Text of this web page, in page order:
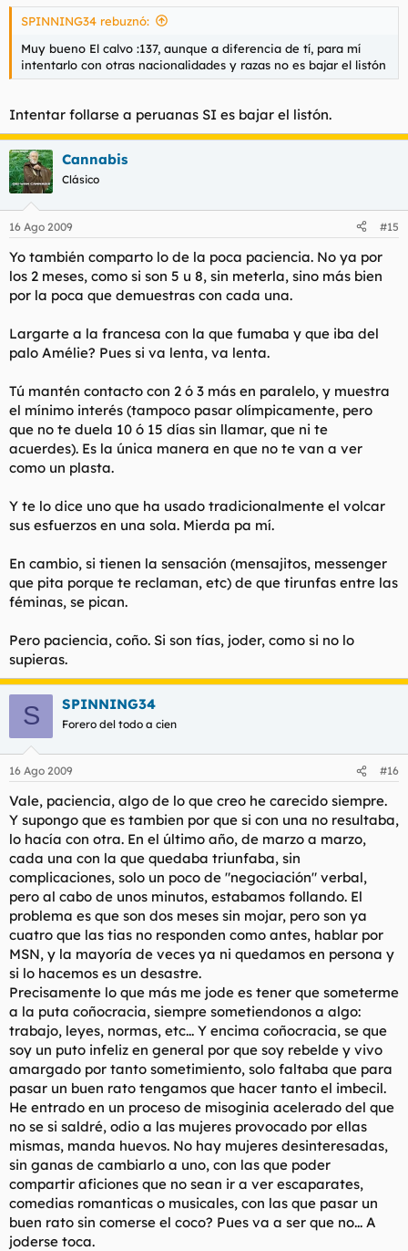
SPINNING34 rebuznó:
Muy bueno El calvo :137, aunque a diferencia de tí, para mí
intentarlo con otras nacionalidades y razas no es bajar el listón
Intentar follarse a peruanas SI es bajar el listón.
Cannabis
Clásico
16 Ago 2009 #15
Yo también comparto lo de la poca paciencia. No ya por
los 2 meses, como si son 5 u 8, sin meterla, sino más bien
por la poca que demuestras con cada una.
Largarte a la francesa con la que fumaba y que iba del
palo Amélie? Pues si va lenta, va lenta.
Tú mantén contacto con 2 ó 3 más en paralelo, y muestra
el mínimo interés (tampoco pasar olímpicamente, pero
que no te duela 10 ó 15 días sin llamar, que ni te
acuerdes). Es la única manera en que no te van a ver
como un plasta.
Y te lo dice uno que ha usado tradicionalmente el volcar
sus esfuerzos en una sola. Mierda pa mí.
En cambio, si tienen la sensación (mensajitos, messenger
que pita porque te reclaman, etc) de que tirunfas entre las
féminas, se pican.
Pero paciencia, coño. Si son tías, joder, como si no lo
supieras.
S SPINNING34
Forero del todo a cien
16 Ago 2009 #16
Vale, paciencia, algo de lo que creo he carecido siempre.
Y supongo que es tambien por que si con una no resultaba,
lo hacía con otra. En el último año, de marzo a marzo,
cada una con la que quedaba triunfaba, sin
complicaciones, solo un poco de "negociación" verbal,
pero al cabo de unos minutos, estabamos follando. El
problema es que son dos meses sin mojar, pero son ya
cuatro que las tias no responden como antes, hablar por
MSN, y la mayoría de veces ya ni quedamos en persona y
si lo hacemos es un desastre.
Precisamente lo que más me jode es tener que someterme
a la puta coñocracia, siempre sometiendonos a algo:
trabajo, leyes, normas, etc... Y encima coñocracia, se que
soy un puto infeliz en general por que soy rebelde y vivo
amargado por tanto sometimiento, solo faltaba que para
pasar un buen rato tengamos que hacer tanto el imbecil.
He entrado en un proceso de misoginia acelerado del que
no se si saldré, odio a las mujeres provocado por ellas
mismas, manda huevos. No hay mujeres desinteresadas,
sin ganas de cambiarlo a uno, con las que poder
compartir aficiones que no sean ir a ver escaparates,
comedias romanticas o musicales, con las que pasar un
buen rato sin comerse el coco? Pues va a ser que no... A
joderse toca.